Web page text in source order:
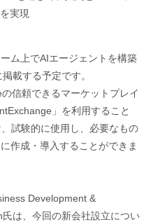
実現
ム上でAIエージェントを構築
載する予定です。
信頼できるマーケットプレイ
」を利用すること
試験的に使用し、必要なもの
作成・導入することができま
Development &
は、今回の新会社設立につい